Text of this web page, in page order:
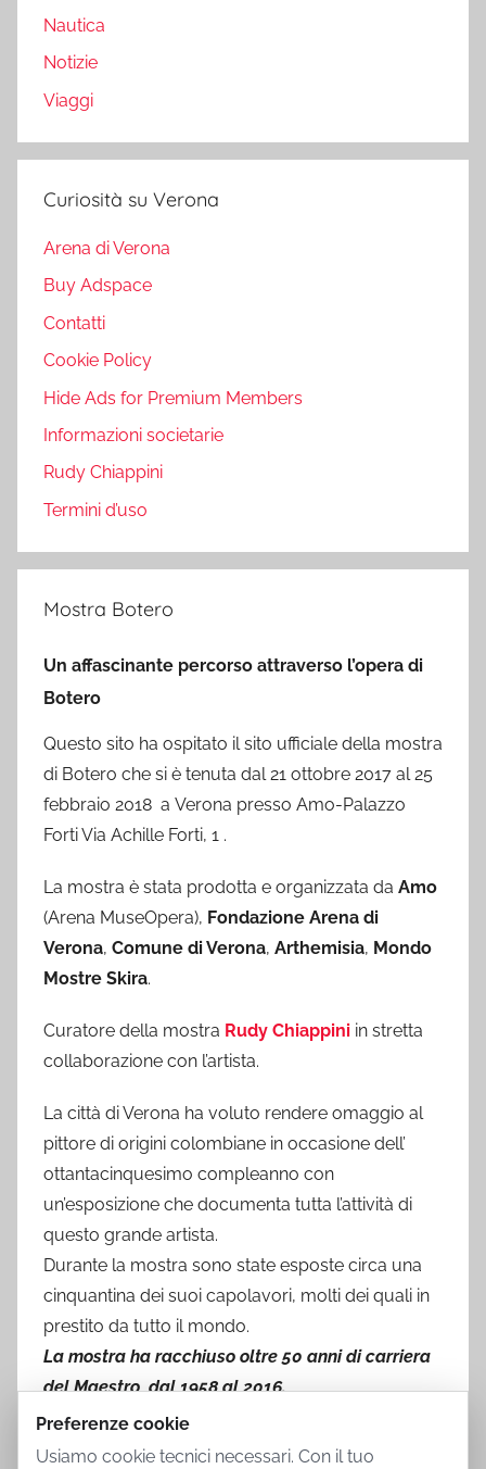
Nautica
Notizie
Viaggi
Curiosità su Verona
Arena di Verona
Buy Adspace
Contatti
Cookie Policy
Hide Ads for Premium Members
Informazioni societarie
Rudy Chiappini
Termini d’uso
Mostra Botero
Un affascinante percorso attraverso l’opera di
Botero
Questo sito ha ospitato il sito ufficiale della mostra
di Botero che si è tenuta dal 21 ottobre 2017 al 25
febbraio 2018 a Verona presso Amo-Palazzo
Forti Via Achille Forti, 1 .
La mostra è stata prodotta e organizzata da Amo
(Arena MuseOpera), Fondazione Arena di
Verona, Comune di Verona, Arthemisia, Mondo
Mostre Skira.
Curatore della mostra Rudy Chiappini in stretta
collaborazione con l’artista.
La città di Verona ha voluto rendere omaggio al
pittore di origini colombiane in occasione dell’
ottantacinquesimo compleanno con
un’esposizione che documenta tutta l’attività di
questo grande artista.
Durante la mostra sono state esposte circa una
cinquantina dei suoi capolavori, molti dei quali in
prestito da tutto il mondo.
La mostra ha racchiuso oltre 50 anni di carriera
del Maestro, dal 1958 al 2016.
Preferenze cookie
Usiamo cookie tecnici necessari. Con il tuo